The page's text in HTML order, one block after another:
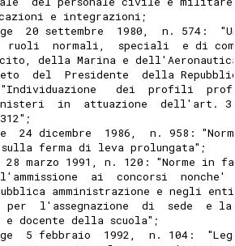
e integrazioni;
20 settembre  1980,  n. 574:
ruoli  normali,  speciali  e di
della Marina e
del  Presidente  della
dei  profili
in  attuazione  dell'art.
24 dicembre  1986,  n. 958:
ferma di leva prolungata";
28 marzo 1991, n. 120: "Norme in
ai  concorsi
amministrazione e negli
per  l'assegnazione  di  sede  e
docente della scuola";
5 febbraio  1992,  n. 104: